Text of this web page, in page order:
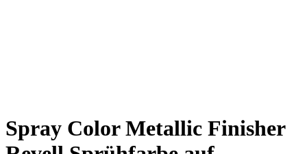
Spray Color Metallic Finisher